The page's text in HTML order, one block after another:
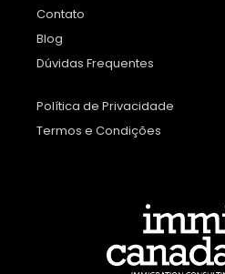
Contato
Blog
Dúvidas Frequentes
Política de Privacidade
Termos e Condições